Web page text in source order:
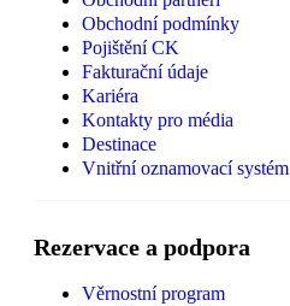
Obchodní podmínky
Pojištění CK
Fakturační údaje
Kariéra
Kontakty pro média
Destinace
Vnitřní oznamovací systém
Rezervace a podpora
Věrnostní program